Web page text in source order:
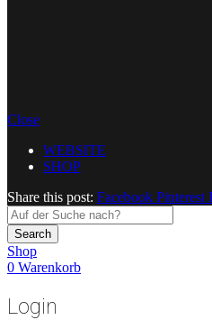
Close
WEBSITE
SHOP
Share this post: Facebook Pinterest
Search
Shop
0 Warenkorb
Login